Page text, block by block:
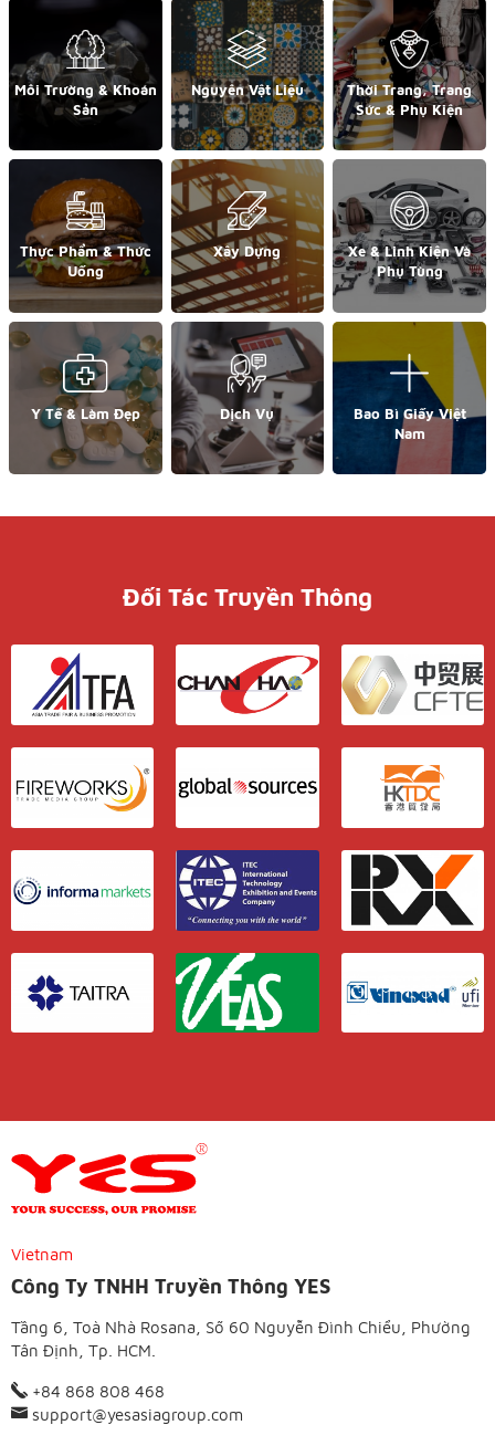
Môi Trường & Khoán
Sản
Nguyên Vật Liệu
Thời Trang, Trang
Sức & Phụ Kiện
Thực Phẩm & Thức
Uống
Xây Dựng
Xe & Linh Kiện Và
Phụ Tùng
Y Tế & Làm Đẹp Dịch Vụ
Bao Bì Giấy Việt
Nam
Đối Tác Truyền Thông
Vietnam
Công Ty TNHH Truyền Thông YES
Tầng 6, Toà Nhà Rosana, Số 60 Nguyễn Đình Chiểu, Phường
Tân Định, Tp. HCM.
+84 868 808 468
support@yesasiagroup.com